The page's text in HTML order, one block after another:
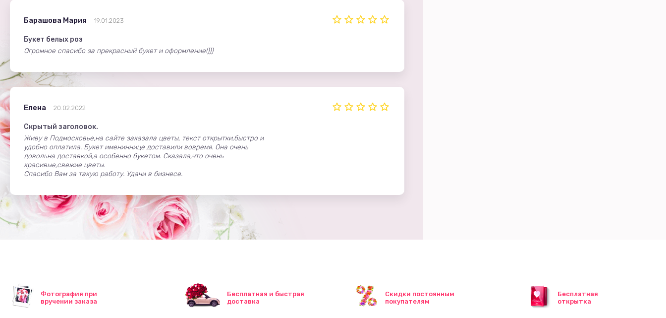
Барашова Мария 19.01.2023
Букет белых роз
Огромное спасибо за прекрасный букет и оформление!)))
Елена 20.02.2022
Скрытый заголовок.
Живу в Подмосковье,на сайте заказала цветы, текст открытки,быстро и
удобно оплатила. Букет имениннице доставили вовремя. Она очень
довольна доставкой,а особенно букетом. Сказала,что очень
красивые,свежие цветы.
Спасибо Вам за такую работу. Удачи в бизнесе.
Фотография при
вручении заказа
Бесплатная и быстрая
доставка
Скидки постоянным
покупателям
Бесплатная
открытка